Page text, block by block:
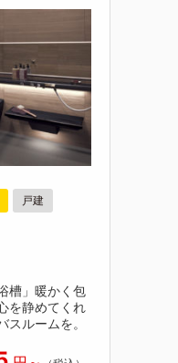
戸建
槽」暖かく包
を静めてくれ
スルームを。